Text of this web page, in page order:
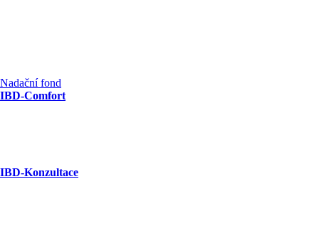
Nadační fond
IBD-Comfort
IBD-Konzultace